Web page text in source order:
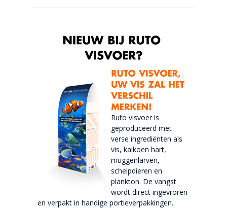
Ruto visvoer is
geproduceerd met
verse ingrediënten als
vis, kalkoen hart,
muggenlarven,
schelpdieren en
plankton. De vangst
wordt direct ingevroren
en verpakt in handige portieverpakkingen.